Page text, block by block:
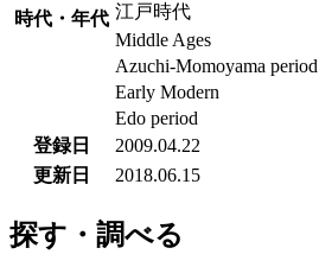
時代・年代 江戸時代
Middle Ages
Azuchi-Momoyama period
Early Modern
Edo period
登録日
2009.04.22
更新日
2018.06.15
探す・調べる